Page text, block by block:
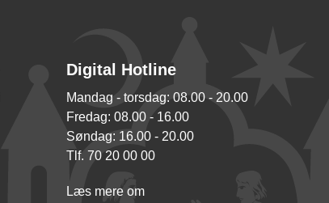
Digital Hotline
Mandag - torsdag: 08.00 - 20.00
Fredag: 08.00 - 16.00
Søndag: 16.00 - 20.00
Tlf. 70 20 00 00
Læs mere om